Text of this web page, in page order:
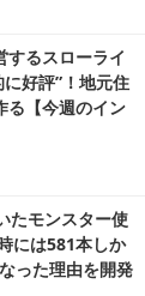
するスローライ
好評”！地元住
る【今週のイン
たモンスター使
には581本しか
った理由を開発